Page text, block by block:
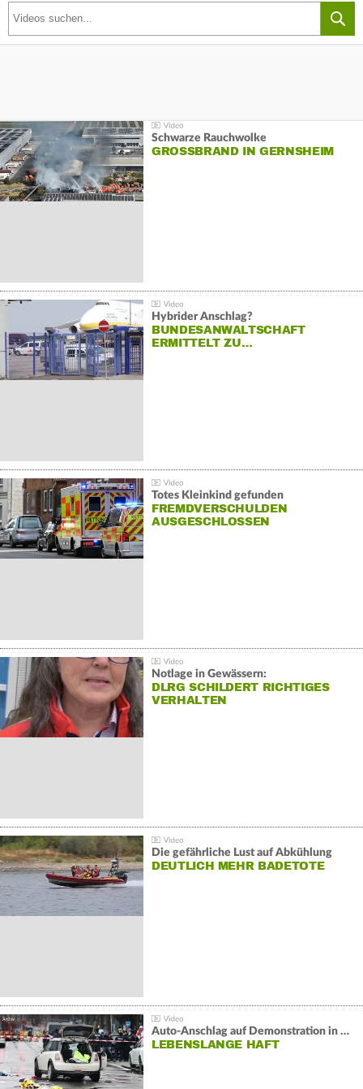
Schwarze Rauchwolke
GROSSBRAND IN GERNSHEIM
Hybrider Anschlag?
BUNDESANWALTSCHAFT
ERMITTELT ZU…
Totes Kleinkind gefunden
FREMDVERSCHULDEN
AUSGESCHLOSSEN
Notlage in Gewässern:
DLRG SCHILDERT RICHTIGES
VERHALTEN
Die gefährliche Lust auf Abkühlung
DEUTLICH MEHR BADETOTE
Auto-Anschlag auf Demonstration in München:
LEBENSLANGE HAFT